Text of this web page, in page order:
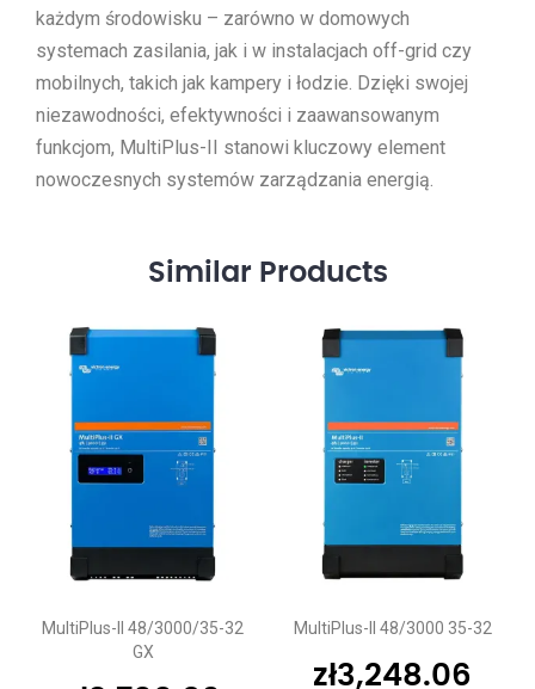
każdym środowisku – zarówno w domowych
systemach zasilania, jak i w instalacjach off-grid czy
mobilnych, takich jak kampery i łodzie. Dzięki swojej
niezawodności, efektywności i zaawansowanym
funkcjom, MultiPlus-II stanowi kluczowy element
nowoczesnych systemów zarządzania energią.
Similar Products
MultiPlus-II 48/3000/35-32
GX
MultiPlus-II 48/3000 35-32
zł3,248.06